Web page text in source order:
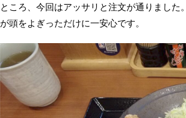
ところ、今回はアッサリと注文が通りまし
が頭をよぎっただけに一安心です。